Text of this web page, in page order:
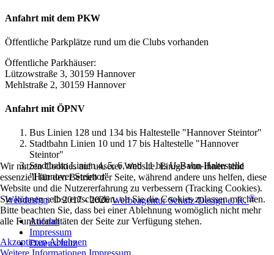
Anfahrt mit dem PKW
Öffentliche Parkplätze rund um die Clubs vorhanden
Öffentliche Parkhäuser:
Lützowstraße 3, 30159 Hannover
Mehlstraße 2, 30159 Hannover
Anfahrt mit ÖPNV
Bus Linien 128 und 134 bis Haltestelle "Hannover Steintor"
Stadtbahn Linien 10 und 17 bis Haltestelle "Hannover
Steintor"
Stadtbahn Linien 4, 5, 6, und 11 bis U-Bahn-Haltestelle
"Hannover Steintor"
Webdesign: © 2017 - 2026Werbeagentur Schulz-Design e. K.®
Anfahrt
Impressum
Datenschutz
Wir nutzen Cookies auf unserer Website. Einige von ihnen sind
essenziell für den Betrieb der Seite, während andere uns helfen, diese
Website und die Nutzererfahrung zu verbessern (Tracking Cookies).
Sie können selbst entscheiden, ob Sie die Cookies zulassen möchten.
Bitte beachten Sie, dass bei einer Ablehnung womöglich nicht mehr
alle Funktionalitäten der Seite zur Verfügung stehen.
AkzeptierenAblehnen
Weitere Informationen Impressum